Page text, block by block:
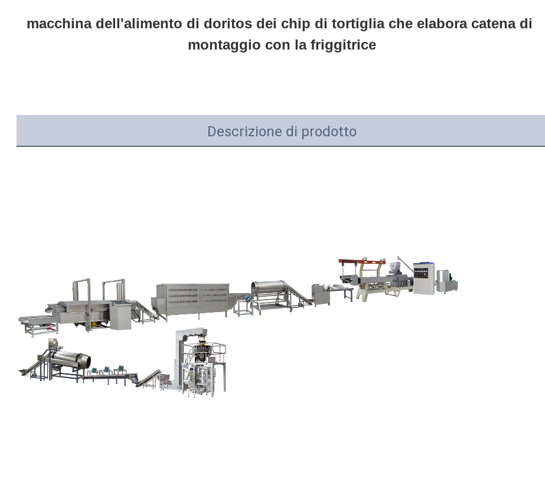
macchina dell'alimento di doritos dei chip di tortiglia che elabora catena di
montaggio con la friggitrice
Descrizione di prodotto